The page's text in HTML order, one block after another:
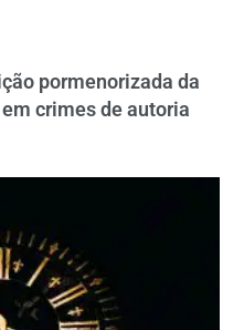
pormenorizada da
crimes de autoria